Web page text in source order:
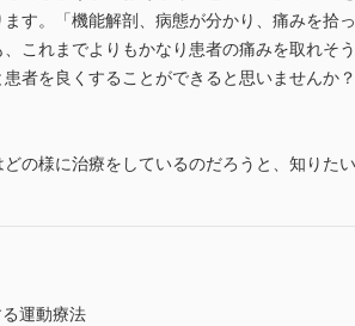
す。「機能解剖、病態が分かり、痛みを拾
これまでよりもかなり患者の痛みを取れそう
者を良くすることができると思いませんか
の様に治療をしているのだろうと、知りた
運動療法